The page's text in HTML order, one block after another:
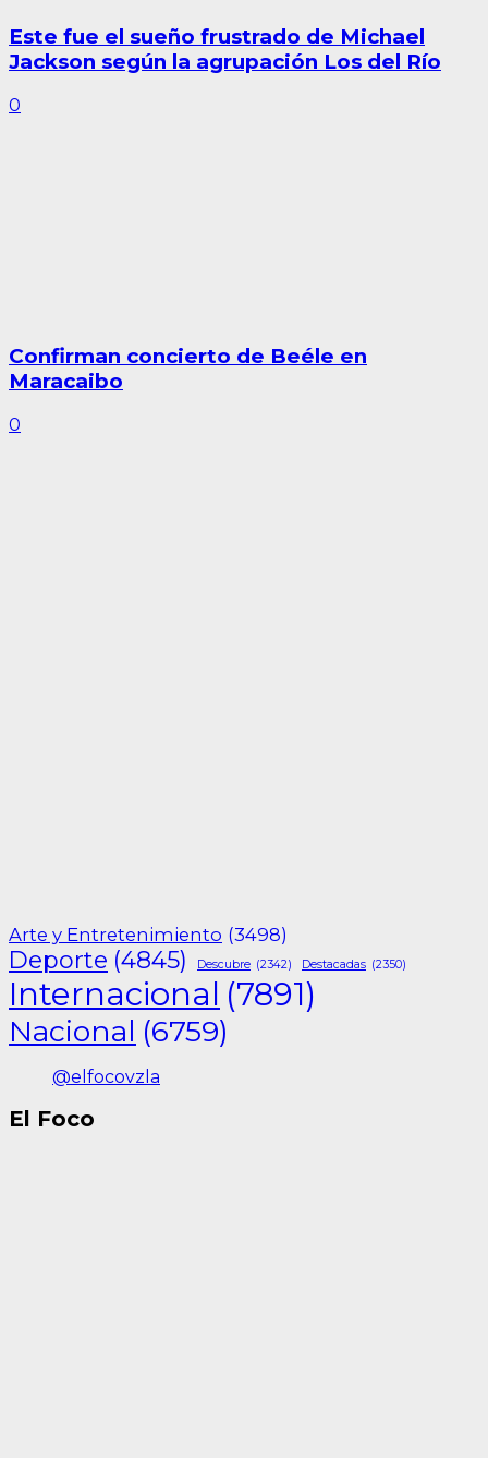
Este fue el sueño frustrado de Michael
Jackson según la agrupación Los del Río
0
Confirman concierto de Beéle en
Maracaibo
0
Arte y Entretenimiento (3498)
Deporte (4845) Descubre (2342) Destacadas (2350)
Internacional (7891)
Nacional (6759)
@elfocovzla
El Foco